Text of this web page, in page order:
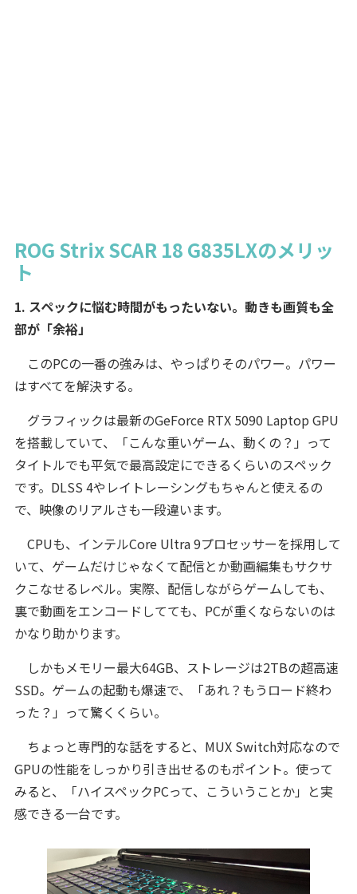
ROG Strix SCAR 18 G835LXのメリッ
ト
1. スペックに悩む時間がもったいない。動きも画質も全
部が「余裕」
このPCの一番の強みは、やっぱりそのパワー。パワー
はすべてを解決する。
グラフィックは最新のGeForce RTX 5090 Laptop GPU
を搭載していて、「こんな重いゲーム、動くの？」って
タイトルでも平気で最高設定にできるくらいのスペック
です。DLSS 4やレイトレーシングもちゃんと使えるの
で、映像のリアルさも一段違います。
CPUも、インテルCore Ultra 9プロセッサーを採用して
いて、ゲームだけじゃなくて配信とか動画編集もサクサ
クこなせるレベル。実際、配信しながらゲームしても、
裏で動画をエンコードしてても、PCが重くならないのは
かなり助かります。
しかもメモリー最大64GB、ストレージは2TBの超高速
SSD。ゲームの起動も爆速で、「あれ？もうロード終わ
った？」って驚くくらい。
ちょっと専門的な話をすると、MUX Switch対応なので
GPUの性能をしっかり引き出せるのもポイント。使って
みると、「ハイスペックPCって、こういうことか」と実
感できる一台です。